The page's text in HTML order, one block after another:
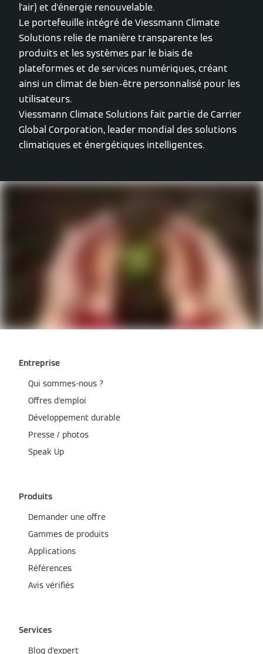
l'air) et d'énergie renouvelable.
Le portefeuille intégré de Viessmann Climate
Solutions relie de manière transparente les
produits et les systèmes par le biais de
plateformes et de services numériques, créant
ainsi un climat de bien-être personnalisé pour les
utilisateurs.
Viessmann Climate Solutions fait partie de Carrier
Global Corporation, leader mondial des solutions
climatiques et énergétiques intelligentes.
Entreprise
Qui sommes-nous ?
Offres d'emploi
Développement durable
Presse / photos
Speak Up
Produits
Demander une offre
Gammes de produits
Applications
Références
Avis vérifiés
Services
Blog d'expert